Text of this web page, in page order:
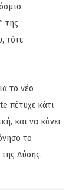
της
τότε
το νέο
πέτυχε κάτι
και να κάνει
το
της Δύσης.